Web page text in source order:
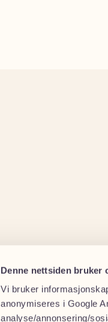
Denne nettsiden bruker
Vi bruker
anonymiseres i Google
analyse/annonsering/